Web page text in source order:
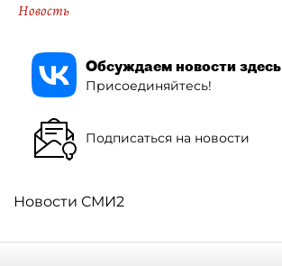
Новость
Обсуждаем новости здесь
Присоединяйтесь!
Подписаться на новости
Новости СМИ2